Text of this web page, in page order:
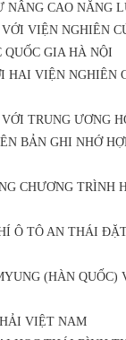
NÂNG CAO NĂNG
VIỆN NGHIÊN
GIA HÀ NỘI
HAI VIỆN NGHIÊN
TRUNG ƯƠNG
BẢN GHI NHỚ
CHƯƠNG
Ô TÔ AN THÁI
(HÀN QUỐC)
VIỆT NAM